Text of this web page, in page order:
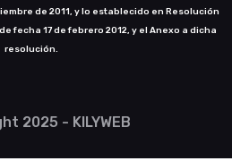
de 2011, y lo establecido en Resolución
fecha 17 de febrero 2012, y el Anexo a dicha
resolución.
2025 - KILYWEB